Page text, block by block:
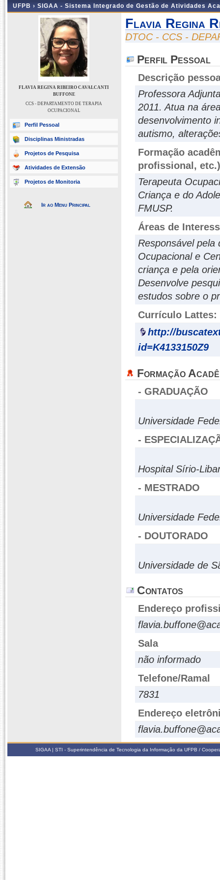
UFPB › SIGAA - Sistema Integrado de Gestão de Atividades
FLAVIA REGINA RIBEIRO CAVALCANTI
BUFFONE
CCS - DEPARTAMENTO DE TERAPIA
OCUPACIONAL
Perfil Pessoal
Disciplinas Ministradas
Projetos de Pesquisa
Atividades de Extensão
Projetos de Monitoria
Ir ao Menu Principal
Flavia Regina
DTOC - CCS -
Perfil Pessoal
Descrição
Professora
2011. Atua na
desenvolvimento
autismo,
Formação
profissional, etc.)
Terapeuta
Criança e do
FMUSP.
Áreas de
Responsável pela
Ocupacional e
criança e pela
Desenvolve
estudos sobre o
Currículo Lattes:
http://
id=K4133150Z9
Formação
- GRADUAÇÃO
Universidade
-
Hospital Sírio-
- MESTRADO
Universidade
- DOUTORADO
Universidade de
Contatos
Endereço
Sala
não informado
Telefone/Ramal
7831
Endereço
SIGAA | STI - Superintendência de Tecnologia da Informação da UFPB /